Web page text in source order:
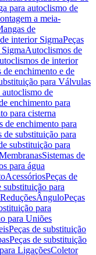
para autoclismo de
a meia-
de
interior SigmaPeças
Autoclismos de
de interior
enchimento e de
para Válvulas
de
enchimento para
para cisterna
de enchimento para
de substituição para
substituição para
Sistemas de
para água
AcessóriosPeças de
substituição para
ÂnguloPeças
para
para Uniões
Peças de substituição
Peças de substituição
LigaçõesColetor